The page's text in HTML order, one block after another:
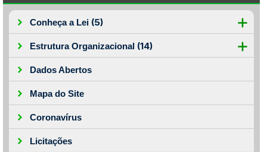
Conheça a Lei (5)
Estrutura Organizacional (14)
Dados Abertos
Mapa do Site
Coronavírus
Licitações